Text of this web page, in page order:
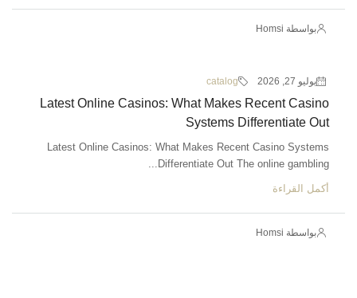
بواسطة Homsi
يوليو 27, 2026 catalog
Latest Online Casinos: What Makes Recent Casino
Systems Differentiate Out
Latest Online Casinos: What Makes Recent Casino Systems
Differentiate Out The online gambling...
أكمل القراءة
بواسطة Homsi